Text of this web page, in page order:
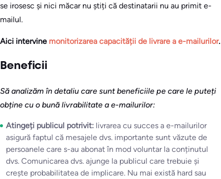
se irosesc și nici măcar nu știți că destinatarii nu au primit e-
mailul.
Aici intervine monitorizarea capacității de livrare a e-mailurilor.
Beneficii
Să analizăm în detaliu care sunt beneficiile pe care le puteți
obține cu o bună livrabilitate a e-mailurilor:
Atingeți publicul potrivit: livrarea cu succes a e-mailurilor
asigură faptul că mesajele dvs. importante sunt văzute de
persoanele care s-au abonat în mod voluntar la conținutul
dvs. Comunicarea dvs. ajunge la publicul care trebuie și
crește probabilitatea de implicare. Nu mai există hard sau